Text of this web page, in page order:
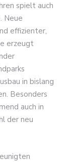
spielt auch
Neue
effizienter,
erzeugt
in bislang
Besonders
auch in
der neu